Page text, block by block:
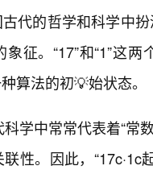
代的哲学和科学中
征。“17”和“1”这
算法的初💡始状态。
学中常常代表着“常
性。因此，